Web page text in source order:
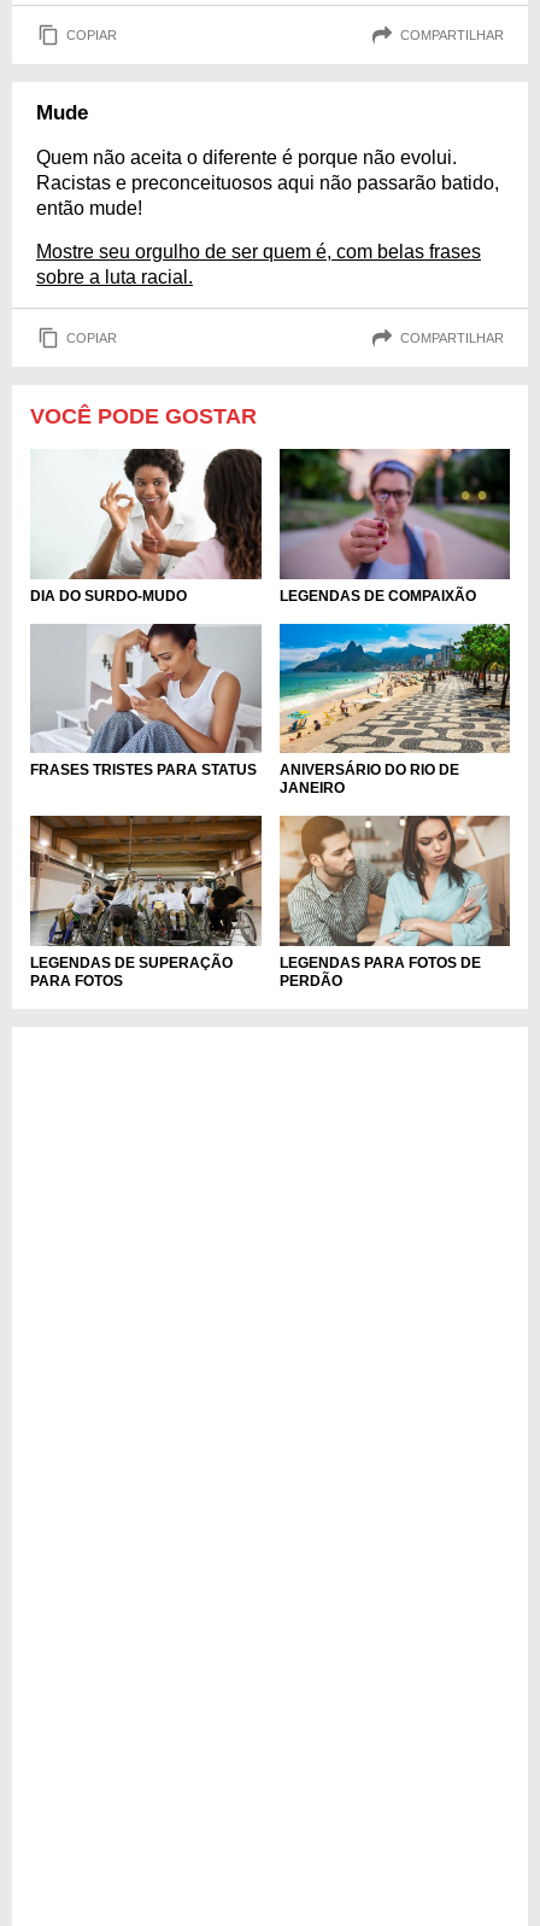
COPIAR COMPARTILHAR
Mude
Quem não aceita o diferente é porque não evolui.
Racistas e preconceituosos aqui não passarão batido,
então mude!
Mostre seu orgulho de ser quem é, com belas frases
sobre a luta racial.
COPIAR COMPARTILHAR
VOCÊ PODE GOSTAR
DIA DO SURDO-MUDO LEGENDAS DE COMPAIXÃO
FRASES TRISTES PARA STATUS
ANIVERSÁRIO DO RIO DE
JANEIRO
LEGENDAS DE SUPERAÇÃO
PARA FOTOS
LEGENDAS PARA FOTOS DE
PERDÃO